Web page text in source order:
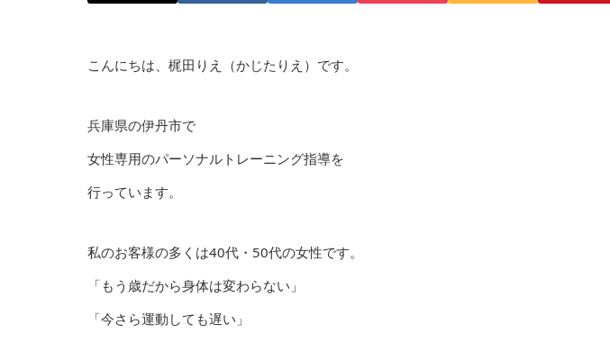
こんにちは、梶田りえ（かじたりえ）です。
兵庫県の伊丹市で
女性専用のパーソナルトレーニング指導を
行っています。
私のお客様の多くは40代・50代の女性です。
「もう歳だから身体は変わらない」
「今さら運動しても遅い」